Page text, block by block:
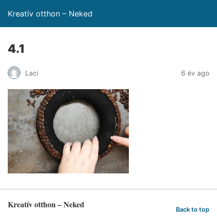
Kreatív otthon – Neked
4.1
Laci 6 év ago
Kreatív otthon – Neked Back to top